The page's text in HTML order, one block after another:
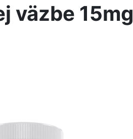
väzbe 15mg